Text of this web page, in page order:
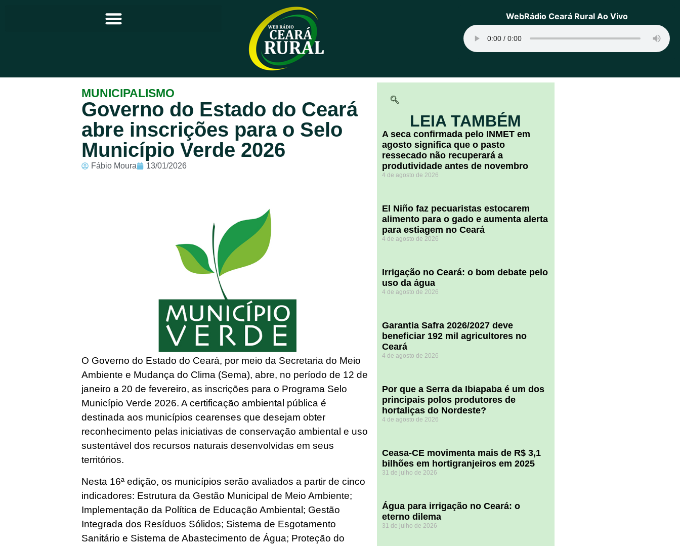
Principal
Notícias
Programação
Equipe
Contato
WebRádio Ceará Rural Ao Vivo
MUNICIPALISMO
Governo do Estado do Ceará
abre inscrições para o Selo
Município Verde 2026
Fábio Moura 13/01/2026
O Governo do Estado do Ceará, por meio da Secretaria do Meio
Ambiente e Mudança do Clima (Sema), abre, no período de 12 de
janeiro a 20 de fevereiro, as inscrições para o Programa Selo
Município Verde 2026. A certificação ambiental pública é
destinada aos municípios cearenses que desejam obter
reconhecimento pelas iniciativas de conservação ambiental e uso
sustentável dos recursos naturais desenvolvidas em seus
territórios.
Nesta 16ª edição, os municípios serão avaliados a partir de cinco
indicadores: Estrutura da Gestão Municipal de Meio Ambiente;
Implementação da Política de Educação Ambiental; Gestão
Integrada dos Resíduos Sólidos; Sistema de Esgotamento
Sanitário e Sistema de Abastecimento de Água; Proteção do
LEIA TAMBÉM
A seca confirmada pelo INMET em
agosto significa que o pasto
ressecado não recuperará a
produtividade antes de novembro
4 de agosto de 2026
El Niño faz pecuaristas estocarem
alimento para o gado e aumenta alerta
para estiagem no Ceará
4 de agosto de 2026
Irrigação no Ceará: o bom debate pelo
uso da água
4 de agosto de 2026
Garantia Safra 2026/2027 deve
beneficiar 192 mil agricultores no
Ceará
4 de agosto de 2026
Por que a Serra da Ibiapaba é um dos
principais polos produtores de
hortaliças do Nordeste?
4 de agosto de 2026
Ceasa-CE movimenta mais de R$ 3,1
bilhões em hortigranjeiros em 2025
31 de julho de 2026
Água para irrigação no Ceará: o
eterno dilema
31 de julho de 2026